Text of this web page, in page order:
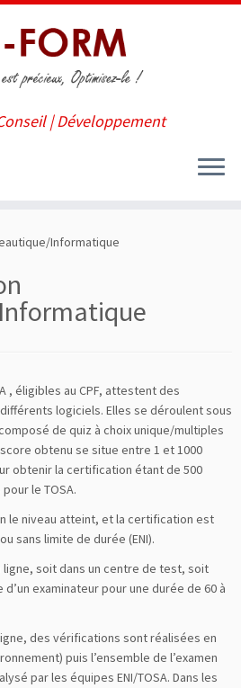
| Développement
Informatique
, éligibles au CPF, attestent des
logiciels. Elles se déroulent sous
de quiz à choix unique/multiples
obtenu se situe entre 1 et 1000
obtenir la certification étant de 500
le TOSA.
le niveau atteint, et la certification est
sans limite de durée (ENI).
ligne, soit dans un centre de test, soit
examinateur pour une durée de 60 à
des vérifications sont réalisées en
puis l’ensemble de l’examen
par les équipes ENI/TOSA. Dans les